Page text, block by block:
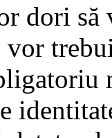
dori
vor